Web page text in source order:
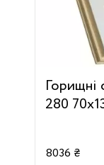
Горищні
280
8036 ₴